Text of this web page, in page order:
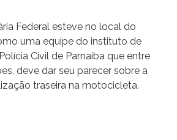
Federal esteve no local do
uma equipe do instituto de
Civil de Parnaíba que entre
deve dar seu parecer sobre a
traseira na motocicleta.